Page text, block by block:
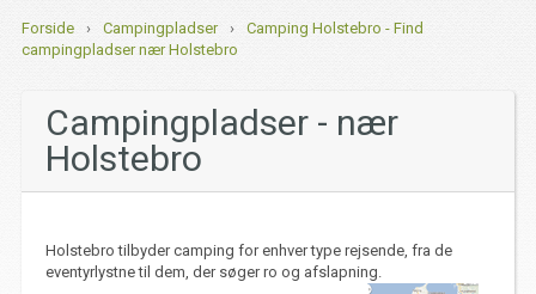
Forside › Campingpladser ›
Camping Holstebro - Find
campingpladser nær Holstebro
Campingpladser - nær
Holstebro
Holstebro tilbyder camping for enhver type rejsende, fra de
eventyrlystne til dem, der søger ro og afslapning.